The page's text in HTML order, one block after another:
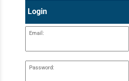
Login
Email:
Password: